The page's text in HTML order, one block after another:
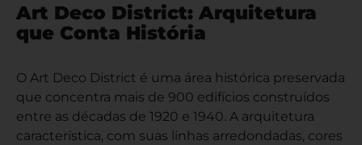
Art Deco District: Arquitetura
que Conta História
O Art Deco District é uma área histórica preservada
que concentra mais de 900 edifícios construídos
entre as décadas de 1920 e 1940. A arquitetura
característica, com suas linhas arredondadas, cores